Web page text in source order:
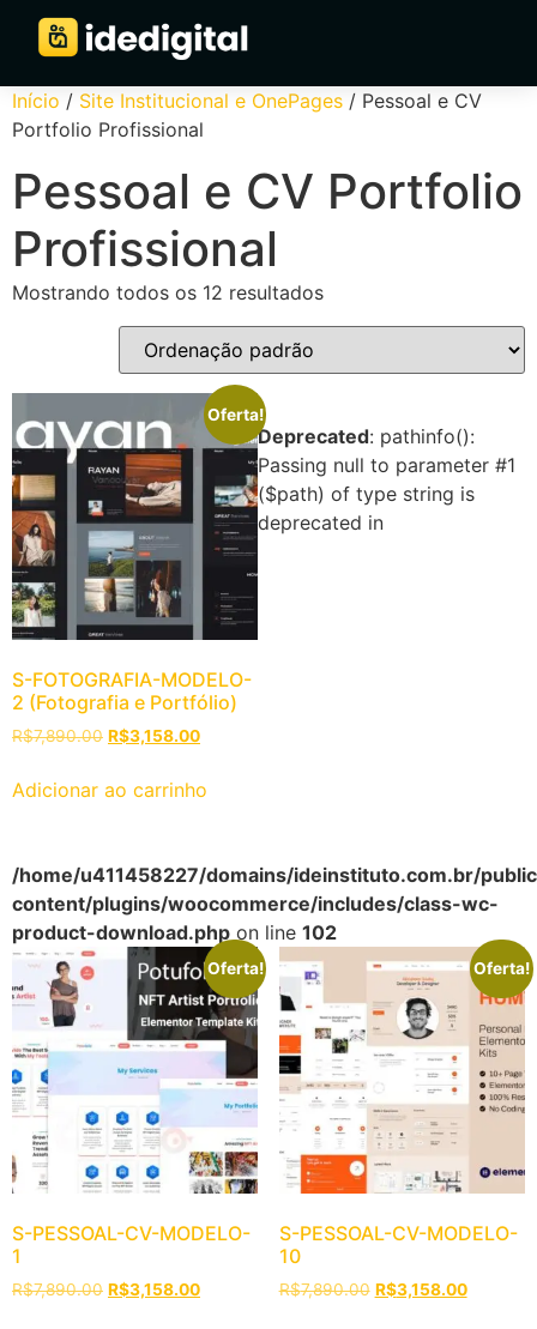
Início / Site Institucional e OnePages / Pessoal e CV
Portfolio Profissional
Pessoal e CV Portfolio
Profissional
Mostrando todos os 12 resultados
Oferta!
S-FOTOGRAFIA-MODELO-
2 (Fotografia e Portfólio)
R$7,890.00 R$3,158.00
Adicionar ao carrinho
Deprecated: pathinfo():
Passing null to parameter #1
($path) of type string is
deprecated in
/home/u411458227/domains/ideinstituto.com.br/
content/plugins/woocommerce/includes/class-wc-
product-download.php on line 102
Oferta!
S-PESSOAL-CV-MODELO-
1
R$7,890.00 R$3,158.00
Oferta!
S-PESSOAL-CV-MODELO-
10
R$7,890.00 R$3,158.00